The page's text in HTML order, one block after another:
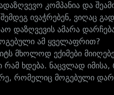
კომპანია და
ივაჭრებენ, ვიღაც
დაზღვევის ამარა
ამ ყველაფრით?
მხოლოდ ექიმები
ხდება. ნაცვლად იმისა,
რომელიც მოგებული